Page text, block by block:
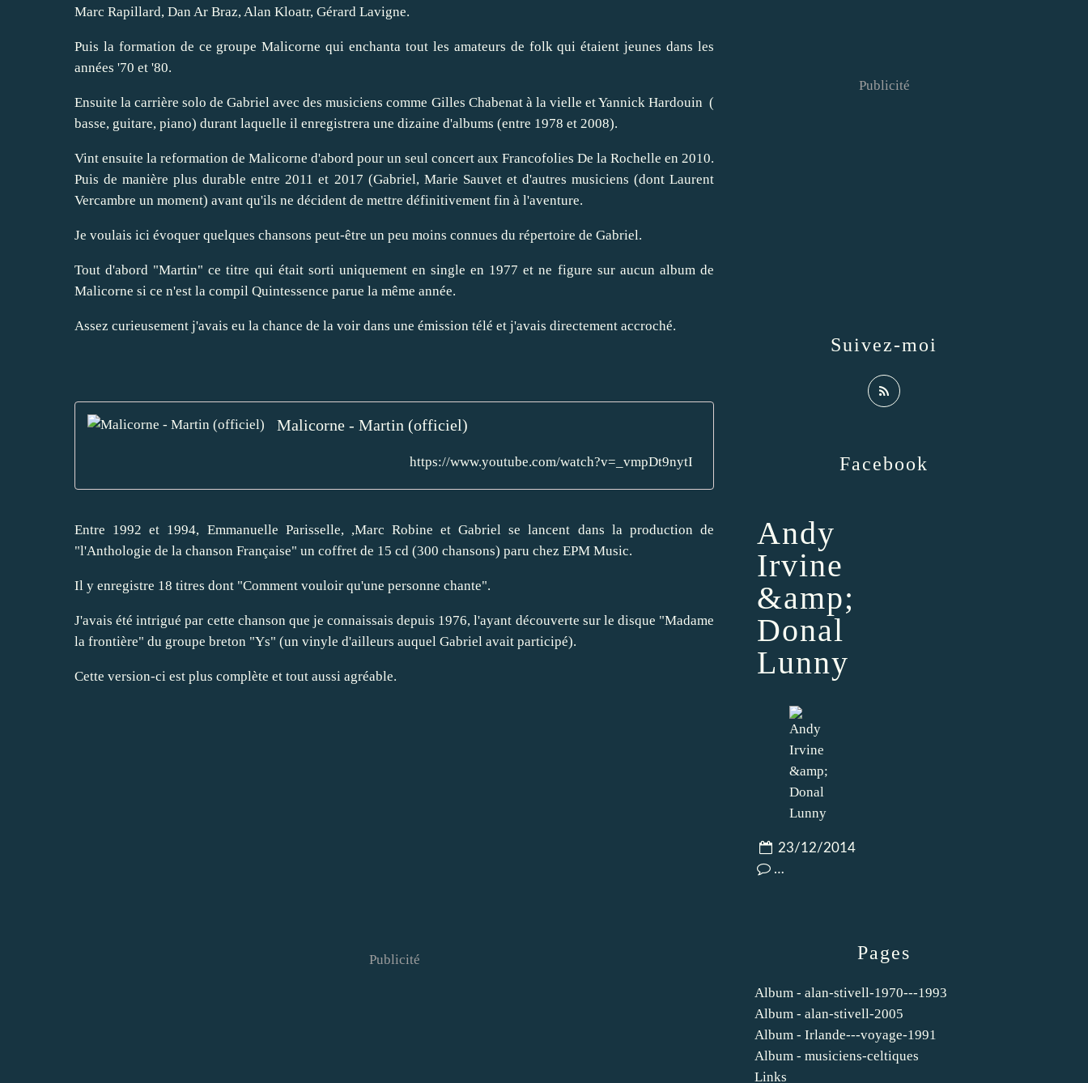
Marc Rapillard, Dan Ar Braz, Alan Kloatr, Gérard Lavigne.
Puis la formation de ce groupe Malicorne qui enchanta tout les amateurs de folk qui étaient jeunes dans les
années '70 et '80.
Ensuite la carrière solo de Gabriel avec des musiciens comme Gilles Chabenat à la vielle et Yannick Hardouin (
basse, guitare, piano) durant laquelle il enregistrera une dizaine d'albums (entre 1978 et 2008).
Vint ensuite la reformation de Malicorne d'abord pour un seul concert aux Francofolies De la Rochelle en 2010.
Puis de manière plus durable entre 2011 et 2017 (Gabriel, Marie Sauvet et d'autres musiciens (dont Laurent
Vercambre un moment) avant qu'ils ne décident de mettre définitivement fin à l'aventure.
Je voulais ici évoquer quelques chansons peut-être un peu moins connues du répertoire de Gabriel.
Tout d'abord "Martin" ce titre qui était sorti uniquement en single en 1977 et ne figure sur aucun album de
Malicorne si ce n'est la compil Quintessence parue la même année.
Assez curieusement j'avais eu la chance de la voir dans une émission télé et j'avais directement accroché.
Malicorne - Martin (officiel)
https://www.youtube.com/watch?v=_vmpDt9nytI
Entre 1992 et 1994, Emmanuelle Parisselle, ,Marc Robine et Gabriel se lancent dans la production de
"l'Anthologie de la chanson Française" un coffret de 15 cd (300 chansons) paru chez EPM Music.
Il y enregistre 18 titres dont "Comment vouloir qu'une personne chante".
J'avais été intrigué par cette chanson que je connaissais depuis 1976, l'ayant découverte sur le disque "Madame
la frontière" du groupe breton "Ys" (un vinyle d'ailleurs auquel Gabriel avait participé).
Cette version-ci est plus complète et tout aussi agréable.
Publicité Pages
Album - alan-stivell-1970---1993
Album - alan-stivell-2005
Album - Irlande---voyage-1991
Album - musiciens-celtiques
Links
Suivez-moi
Facebook
Andy
Irvine
&amp;
Donal
Lunny
23/12/2014
…
Publicité